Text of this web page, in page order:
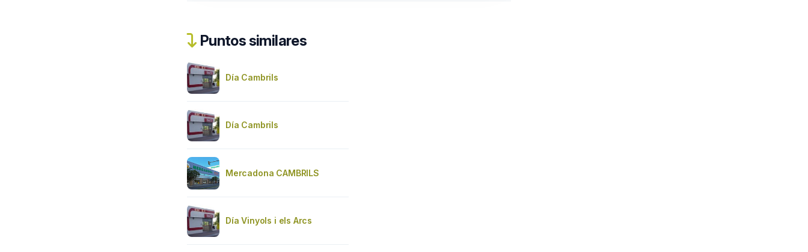
Puntos similares
Día Cambrils
Día Cambrils
Mercadona CAMBRILS
Día Vinyols i els Arcs